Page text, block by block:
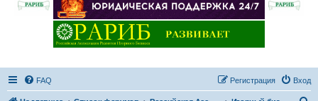
FAQ Вход
Регистрация